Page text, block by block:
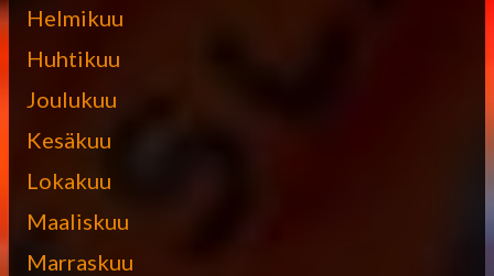
Helmikuu
Huhtikuu
Joulukuu
Kesäkuu
Lokakuu
Maaliskuu
Marraskuu